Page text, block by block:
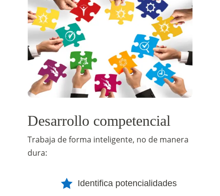
Desarrollo competencial
Trabaja de forma inteligente, no de manera
dura:
 Identifica potencialidades